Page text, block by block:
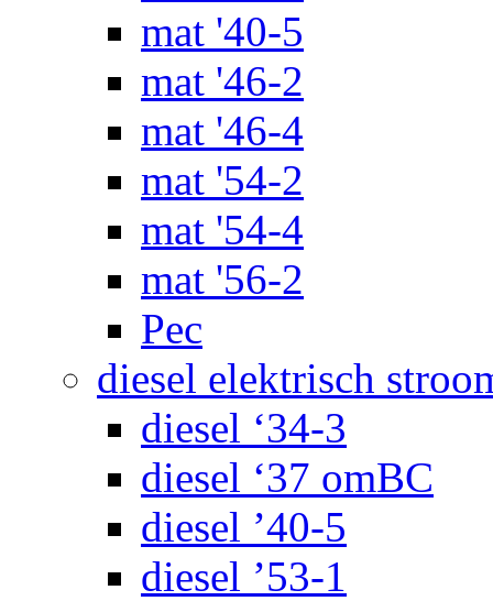
mat '40-5
mat '46-2
mat '46-4
mat '54-2
mat '54-4
mat '56-2
Pec
diesel elektrisch
diesel ‘34-3
diesel ‘37 omBC
diesel ’40-5
diesel ’53-1